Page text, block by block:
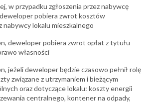
w przypadku zgłoszenia przez nabywcę
pobiera zwrot kosztów
lokalu mieszkalnego
deweloper pobiera zwrot opłat z tytułu
własności
jeżeli deweloper będzie czasowo pełnił rolę
związane z utrzymaniem i bieżącym
oraz dotyczące lokalu: koszty energii
centralnego, kontener na odpady,